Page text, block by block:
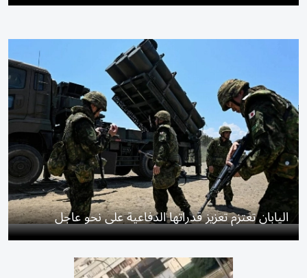
اليابان تعتزم تعزيز قدراتها الدفاعية على نحو عاجل